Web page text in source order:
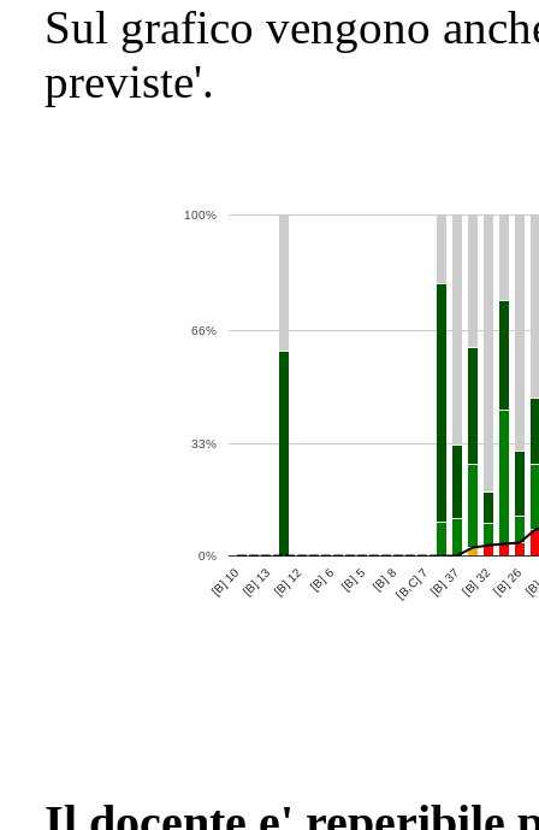
Sul grafico vengono
previste'.
[B] 10[B] 13[B] 12 [B] 6 [B] 5 [B] 8[B,C] 7[B] 37[B] 32[B] 26
0%
33%
66%
100%